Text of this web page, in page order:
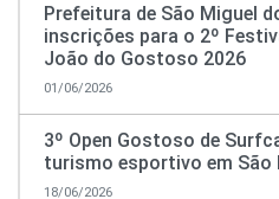
Prefeitura de São Miguel
inscrições para o 2º
João do Gostoso 2026
01/06/2026
3º Open Gostoso de
turismo esportivo em São
18/06/2026